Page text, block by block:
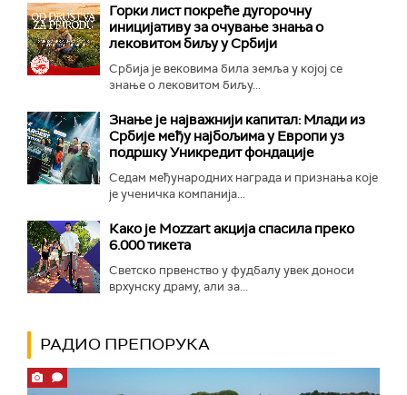
Горки лист покреће дугорочну
иницијативу за очување знања о
лековитом биљу у Србији
Србија је вековима била земља у којој се
знање о лековитом биљу...
Знање је најважнији капитал: Млади из
Србије међу најбољима у Европи уз
подршку Уникредит фондације
Седам међународних награда и признања које
је ученичка компанија...
Како је Mozzart акција спасила преко
6.000 тикета
Светско првенство у фудбалу увек доноси
врхунску драму, али за...
РАДИО ПРЕПОРУКА